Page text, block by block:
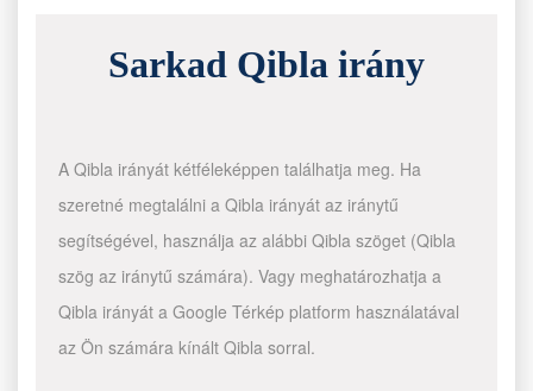
Sarkad Qibla irány
A Qibla irányát kétféleképpen találhatja meg. Ha
szeretné megtalálni a Qibla irányát az iránytű
segítségével, használja az alábbi Qibla szöget (Qibla
szög az iránytű számára). Vagy meghatározhatja a
Qibla irányát a Google Térkép platform használatával
az Ön számára kínált Qibla sorral.